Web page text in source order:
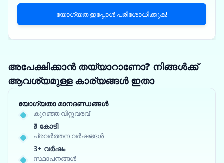
യോഗ്യത ഇപ്പോൾ പരിശോധിക്കുക!
അപേക്ഷിക്കാൻ തയ്യാറാണോ? നിങ്ങൾക്ക്
ആവശ്യമുള്ള കാര്യങ്ങൾ ഇതാ
യോഗ്യതാ മാനദണ്ഡങ്ങൾ
കുറഞ്ഞ വിറ്റുവരവ്
₹3 കോടി
പ്രവർത്തന വർഷങ്ങൾ
3+ വർഷം
സ്ഥാപനങ്ങൾ